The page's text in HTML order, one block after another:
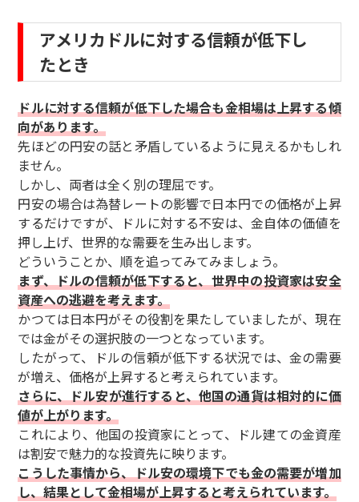
アメリカドルに対する信頼が低下し
たとき
ドルに対する信頼が低下した場合も金相場は上昇する傾
向があります。
先ほどの円安の話と矛盾しているように見えるかもしれ
ません。
しかし、両者は全く別の理屈です。
円安の場合は為替レートの影響で日本円での価格が上昇
するだけですが、ドルに対する不安は、金自体の価値を
押し上げ、世界的な需要を生み出します。
どういうことか、順を追ってみてみましょう。
まず、ドルの信頼が低下すると、世界中の投資家は安全
資産への逃避を考えます。
かつては日本円がその役割を果たしていましたが、現在
では金がその選択肢の一つとなっています。
したがって、ドルの信頼が低下する状況では、金の需要
が増え、価格が上昇すると考えられています。
さらに、ドル安が進行すると、他国の通貨は相対的に価
値が上がります。
これにより、他国の投資家にとって、ドル建ての金資産
は割安で魅力的な投資先に映ります。
こうした事情から、ドル安の環境下でも金の需要が増加
し、結果として金相場が上昇すると考えられています。